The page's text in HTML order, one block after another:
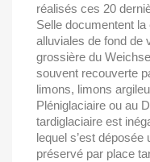
réalisés ces 20
Selle documentent
alluviales de fond de
grossière du
souvent recouverte
limons, limons
Pléniglaciaire ou au
tardiglaciaire est
lequel s’est
préservé par place